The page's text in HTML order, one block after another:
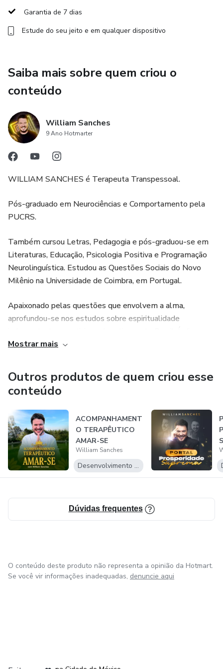
Garantia de 7 dias
Estude do seu jeito e em qualquer dispositivo
Saiba mais sobre quem criou o
conteúdo
William Sanches
9 Ano Hotmarter
WILLIAM SANCHES é Terapeuta Transpessoal.
Pós-graduado em Neurociências e Comportamento pela
PUCRS.
Também cursou Letras, Pedagogia e pós-graduou-se em
Literaturas, Educação, Psicologia Positiva e Programação
Neurolinguística. Estudou as Questões Sociais do Novo
Milênio na Universidade de Coimbra, em Portugal.
Apaixonado pelas questões que envolvem a alma,
aprofundou-se nos estudos sobre espiritualidade
Israel.
uma reflexão capaz de construir novos caminhos. Educador
por excelência, dedica-se as palestras, cursos e workshops
que profere em todo o mundo, já atingindo um público
estimado em dois milhões de pessoas. Possui 25 livros
publicados no Brasil, Europa e em toda América Latina.
Seu canal no YouTube possui mais de 1 milhão de inscritos
e ultrapassa 40 milhões de visualizações. Em suas redes
Mostrar mais
Outros produtos de quem criou esse
conteúdo
ACOMPANHAMENT
O TERAPÊUTICO
AMAR-SE
William Sanches
Desenvolvimento Pessoal
Dúvidas frequentes
O conteúdo deste produto não representa a opinião da Hotmart.
Se você vir informações inadequadas, denuncie aqui